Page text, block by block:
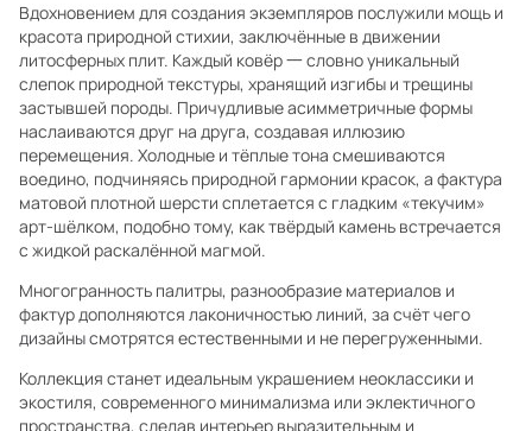
Вдохновением для создания экземпляров послужили мощь и
красота природной стихии, заключённые в движении
литосферных плит. Каждый ковёр 一 словно уникальный
слепок природной текстуры, хранящий изгибы и трещины
застывшей породы. Причудливые асимметричные формы
наслаиваются друг на друга, создавая иллюзию
перемещения. Холодные и тёплые тона смешиваются
воедино, подчиняясь природной гармонии красок, а фактура
матовой плотной шерсти сплетается с гладким «текучим»
арт-шёлком, подобно тому, как твёрдый камень встречается
с жидкой раскалённой магмой.
Многогранность палитры, разнообразие материалов и
фактур дополняются лаконичностью линий, за счёт чего
дизайны смотрятся естественными и не перегруженными.
Коллекция станет идеальным украшением неоклассики и
экостиля, современного минимализма или эклектичного
пространства, сделав интерьер выразительным и